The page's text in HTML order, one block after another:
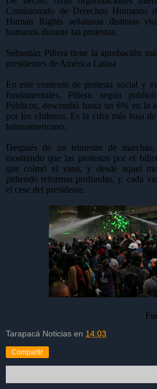
Comisionado de Derechos Humanos
Human Rights señalaron distintas
humanos durante las protestas.
Sebastián Piñera tiene la aprobación
presidentes de América Latina
En este contexto de protesta social y
fundamentales, Piñera, según
Públicos, descendió hasta un 6% en la
por los chilenos. Es la cifra más baja
latinoamericano.
Después de un trimestre de
mostrando que las protestas por el
que colmó el vaso, y desde aquel
pidiendo reformas profundas, y, cada
el cese del presidente.
Tarapacá Noticias en 14:03
Compartir